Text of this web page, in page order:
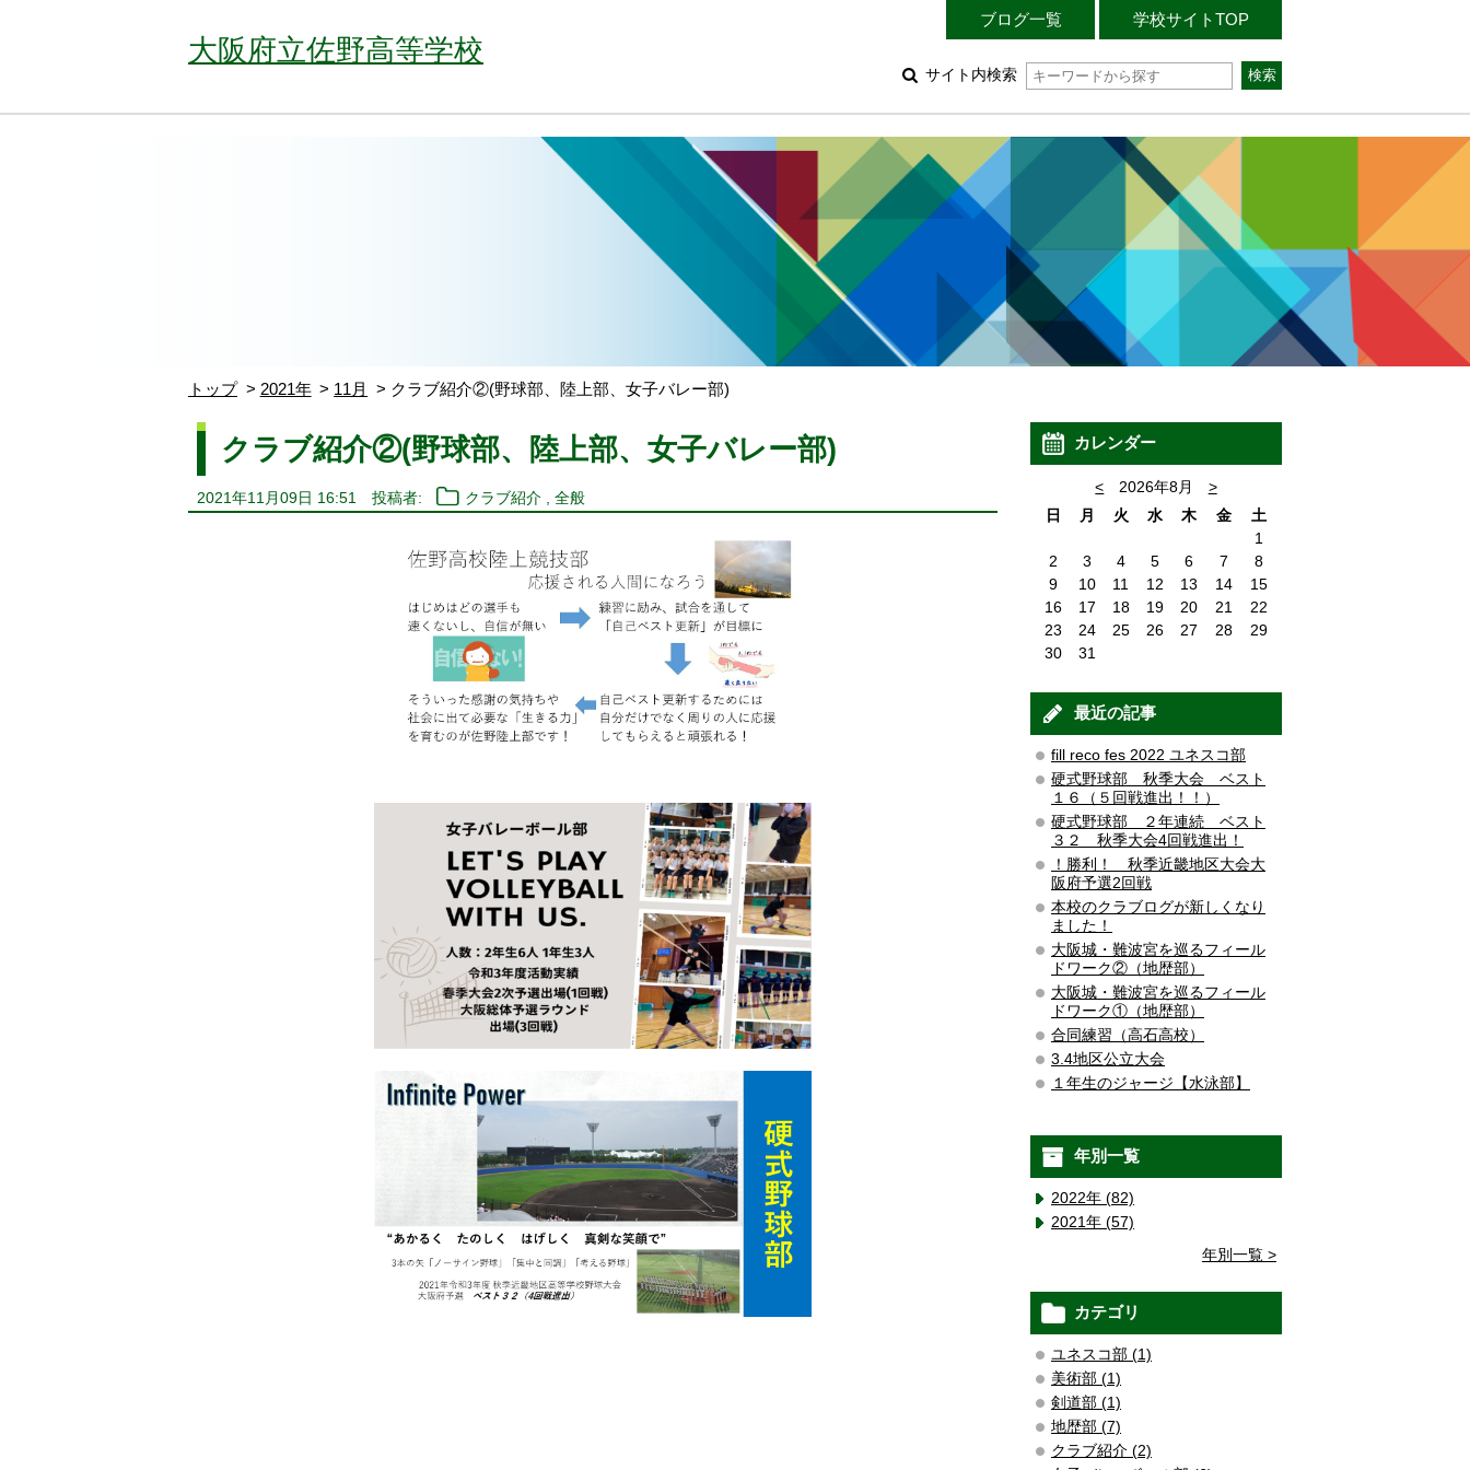
大阪府立佐野高等学校
ブログ一覧 学校サイトTOP
サイト内検索
トップ 2021年 11月 クラブ紹介②(野球部、陸上部、女子バレー部)
クラブ紹介②(野球部、陸上部、女子バレー部)
2021年11月09日 16:51 投稿者: クラブ紹介 ,全般
カレンダー
< 2026年8月
>
日
月 火 水 木 金
土
1
2
3 4 5 6 7
8
9
10 11 12 13 14
15
16
17 18 19 20 21
22
23
24 25 26 27 28
29
30
31
最近の記事
fill reco fes 2022 ユネスコ部
硬式野球部 秋季大会 ベスト
１６（５回戦進出！！）
硬式野球部 ２年連続 ベスト
３２ 秋季大会4回戦進出！
！勝利！ 秋季近畿地区大会大
阪府予選2回戦
本校のクラブログが新しくなり
ました！
大阪城・難波宮を巡るフィール
ドワーク②（地歴部）
大阪城・難波宮を巡るフィール
ドワーク①（地歴部）
合同練習（高石高校）
3.4地区公立大会
１年生のジャージ【水泳部】
年別一覧
2022年 (82)
2021年 (57)
年別一覧 >
カテゴリ
ユネスコ部 (1)
美術部 (1)
剣道部 (1)
地歴部 (7)
クラブ紹介 (2)